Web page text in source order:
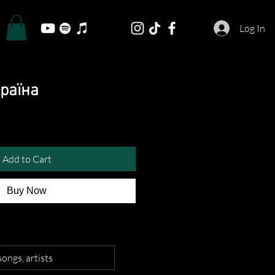
Log In
Add to Cart
Buy Now